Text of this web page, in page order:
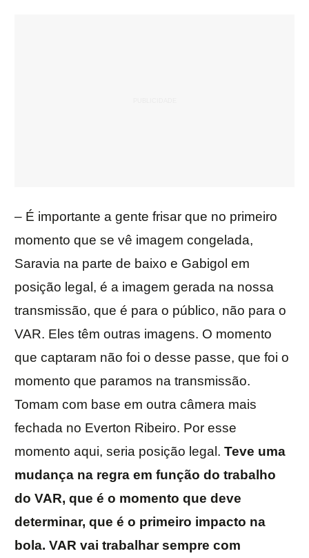
– É importante a gente frisar que no primeiro
momento que se vê imagem congelada,
Saravia na parte de baixo e Gabigol em
posição legal, é a imagem gerada na nossa
transmissão, que é para o público, não para o
VAR. Eles têm outras imagens. O momento
que captaram não foi o desse passe, que foi o
momento que paramos na transmissão.
Tomam com base em outra câmera mais
fechada no Everton Ribeiro. Por esse
momento aqui, seria posição legal. Teve uma
mudança na regra em função do trabalho
do VAR, que é o momento que deve
determinar, que é o primeiro impacto na
bola. VAR vai trabalhar sempre com